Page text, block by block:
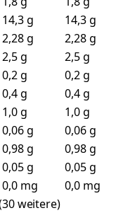
14,3 g
14,3 g
2,28 g
2,28 g
2,5 g
2,5 g
0,2 g
0,2 g
0,4 g
0,4 g
1,0 g
1,0 g
0,06 g
0,06 g
0,98 g
0,98 g
0,05 g
0,05 g
0,0 mg
0,0 mg
weitere)